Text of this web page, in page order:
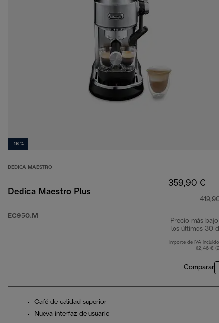
-16 %
DEDICA MAESTRO
Dedica Maestro Plus
EC950.M
359,90 €
Precio más bajo
los últimos 30
Importe de IVA
62,46 €
Comparar
Café de calidad superior
Nueva interfaz de usuario